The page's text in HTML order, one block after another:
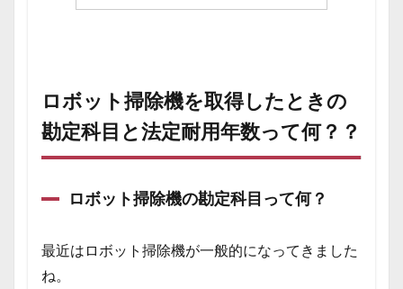
ロボット掃除機を取得したときの
勘定科目と法定耐用年数って何？？
ロボット掃除機の勘定科目って何？
最近はロボット掃除機が一般的になってきました
ね。